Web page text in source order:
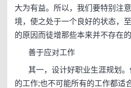
大为有益。所以，我们要特别注
境，使之处于一个良好的状态，
的原因而徒增那些本来并不存在的
善于应对工作
其一，设计好职业生涯规划。
的工作;也不可能所有的工作都适